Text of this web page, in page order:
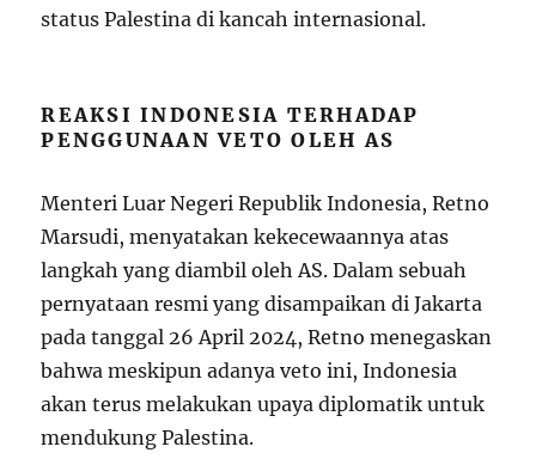
status Palestina di kancah internasional.
REAKSI INDONESIA TERHADAP
PENGGUNAAN VETO OLEH AS
Menteri Luar Negeri Republik Indonesia, Retno
Marsudi, menyatakan kekecewaannya atas
langkah yang diambil oleh AS. Dalam sebuah
pernyataan resmi yang disampaikan di Jakarta
pada tanggal 26 April 2024, Retno menegaskan
bahwa meskipun adanya veto ini, Indonesia
akan terus melakukan upaya diplomatik untuk
mendukung Palestina.